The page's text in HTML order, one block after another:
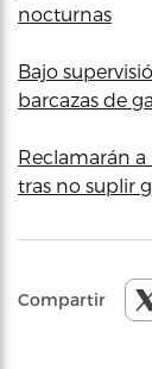
nocturnas
Bajo
barcazas de
Reclamarán
tras no suplir
Compartir